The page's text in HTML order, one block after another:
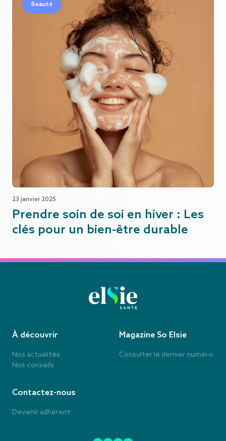
Beauté
23 janvier 2025
Prendre soin de soi en hiver : Les
clés pour un bien-être durable
À découvrir
Nos actualités
Nos conseils
Magazine So Elsie
Consulter le dernier numéro
Contactez-nous
Devenir adhérent